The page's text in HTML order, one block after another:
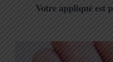
Votre appliqué est